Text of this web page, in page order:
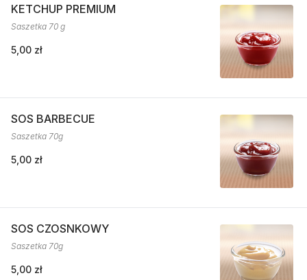
KETCHUP PREMIUM
Saszetka 70 g
5,00 zł
SOS BARBECUE
Saszetka 70g
5,00 zł
SOS CZOSNKOWY
Saszetka 70g
5,00 zł